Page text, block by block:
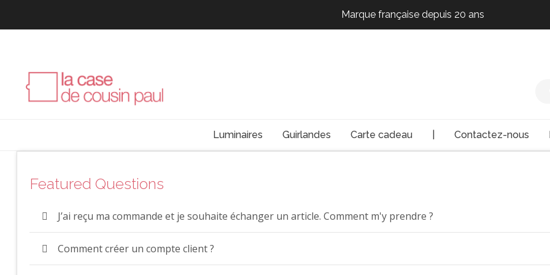
Marque française depuis 20 ans
Marque française depuis 20 ans
Luminaires Guirlandes Carte cadeau Contactez-nous
Featured Questions
J’ai reçu ma commande et je souhaite échanger un article. Comment m'y prendre ?
Comment créer un compte client ?